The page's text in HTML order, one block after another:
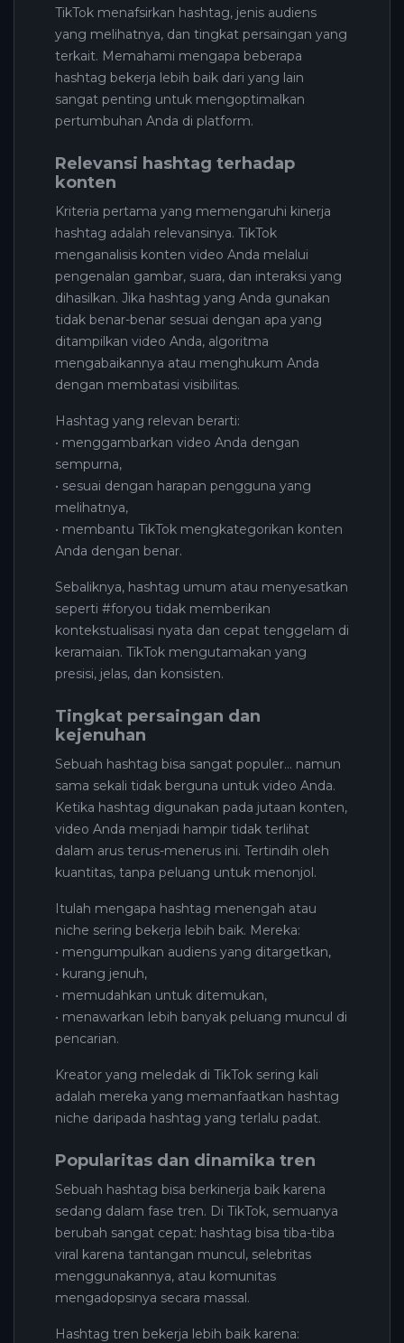
TikTok menafsirkan hashtag, jenis audiens
yang melihatnya, dan tingkat persaingan yang
terkait. Memahami mengapa beberapa
hashtag bekerja lebih baik dari yang lain
sangat penting untuk mengoptimalkan
pertumbuhan Anda di platform.
Relevansi hashtag terhadap
konten
Kriteria pertama yang memengaruhi kinerja
hashtag adalah relevansinya. TikTok
menganalisis konten video Anda melalui
pengenalan gambar, suara, dan interaksi yang
dihasilkan. Jika hashtag yang Anda gunakan
tidak benar-benar sesuai dengan apa yang
ditampilkan video Anda, algoritma
mengabaikannya atau menghukum Anda
dengan membatasi visibilitas.
Hashtag yang relevan berarti:
• menggambarkan video Anda dengan
sempurna,
• sesuai dengan harapan pengguna yang
melihatnya,
• membantu TikTok mengkategorikan konten
Anda dengan benar.
Sebaliknya, hashtag umum atau menyesatkan
seperti #foryou tidak memberikan
kontekstualisasi nyata dan cepat tenggelam di
keramaian. TikTok mengutamakan yang
presisi, jelas, dan konsisten.
Tingkat persaingan dan
kejenuhan
Sebuah hashtag bisa sangat populer… namun
sama sekali tidak berguna untuk video Anda.
Ketika hashtag digunakan pada jutaan konten,
video Anda menjadi hampir tidak terlihat
dalam arus terus-menerus ini. Tertindih oleh
kuantitas, tanpa peluang untuk menonjol.
Itulah mengapa hashtag menengah atau
niche sering bekerja lebih baik. Mereka:
• mengumpulkan audiens yang ditargetkan,
• kurang jenuh,
• memudahkan untuk ditemukan,
• menawarkan lebih banyak peluang muncul di
pencarian.
Kreator yang meledak di TikTok sering kali
adalah mereka yang memanfaatkan hashtag
niche daripada hashtag yang terlalu padat.
Popularitas dan dinamika tren
Sebuah hashtag bisa berkinerja baik karena
sedang dalam fase tren. Di TikTok, semuanya
berubah sangat cepat: hashtag bisa tiba-tiba
viral karena tantangan muncul, selebritas
menggunakannya, atau komunitas
mengadopsinya secara massal.
Hashtag tren bekerja lebih baik karena: